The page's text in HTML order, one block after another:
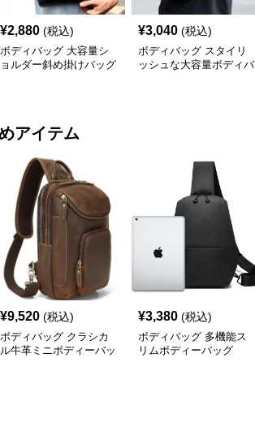
¥2,880 (税込)
ボディバッグ 大容量シ
ョルダー斜め掛けバッグ
¥3,040 (税込)
ボディバッグ スタイリ
ッシュな大容量ボディバ
アイテム
¥9,520 (税込)
ボディバッグ クラシカ
ル牛革ミニボディーバッ
¥3,380 (税込)
ボディバッグ 多機能ス
リムボディーバッグ